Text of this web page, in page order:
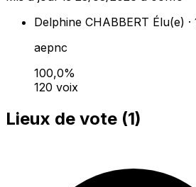
Delphine CHABBERT Élu(e) ·
aepnc
100,0%
120 voix
Lieux de vote (1)